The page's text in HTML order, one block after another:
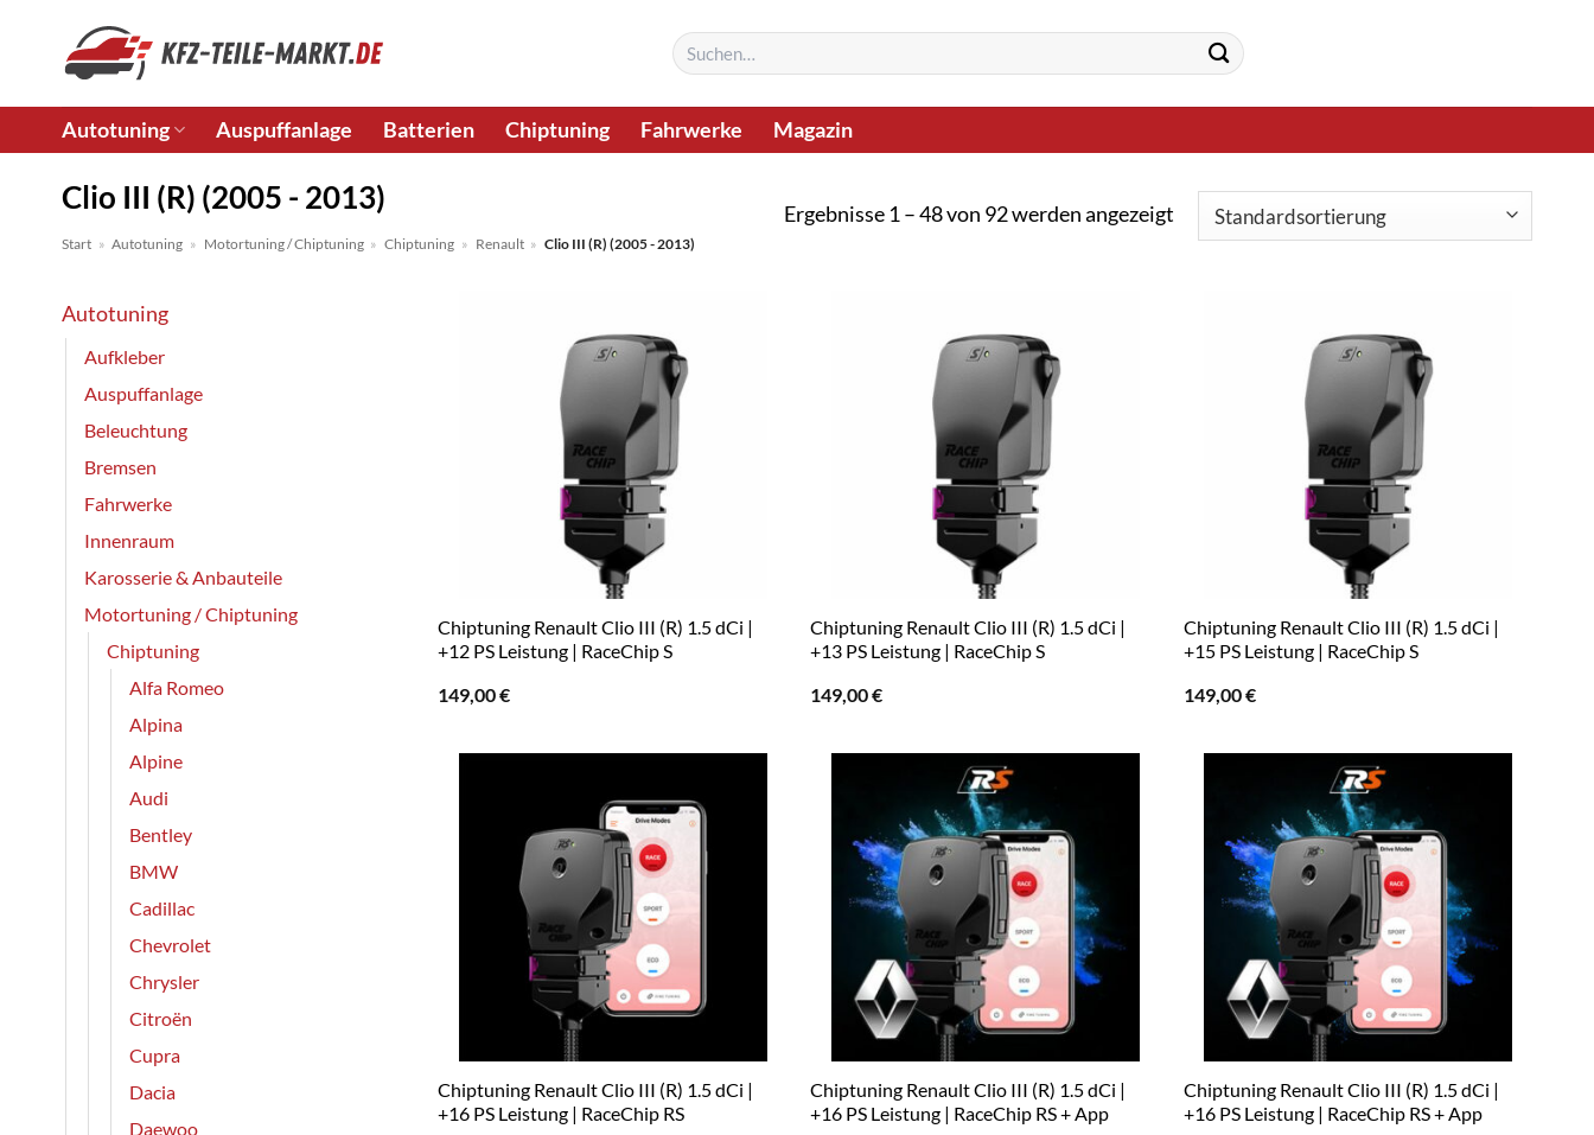
springen
Suchen
nach:
Autotuning Auspuffanlage Batterien Chiptuning Fahrwerke Magazin
Clio III (R) (2005 - 2013)
Start » Autotuning » Motortuning / Chiptuning » Chiptuning » Renault » Clio III (R) (2005 - 2013)
Ergebnisse 1 – 48 von 92 werden angezeigt
Autotuning
Aufkleber
Auspuffanlage
Beleuchtung
Bremsen
Fahrwerke
Innenraum
Karosserie & Anbauteile
Motortuning / Chiptuning
Chiptuning
Alfa Romeo
Alpina
Alpine
Audi
Bentley
BMW
Cadillac
Chevrolet
Chrysler
Citroën
Cupra
Dacia
Daewoo
Chiptuning Renault Clio III (R) 1.5 dCi |
+12 PS Leistung | RaceChip S
149,00€
Chiptuning Renault Clio III (R) 1.5 dCi |
+13 PS Leistung | RaceChip S
149,00€
Chiptuning Renault Clio III (R) 1.5 dCi |
+15 PS Leistung | RaceChip S
149,00€
Chiptuning Renault Clio III (R) 1.5 dCi |
+16 PS Leistung | RaceChip RS
Chiptuning Renault Clio III (R) 1.5 dCi |
+16 PS Leistung | RaceChip RS + App
Chiptuning Renault Clio III (R) 1.5 dCi |
+16 PS Leistung | RaceChip RS + App